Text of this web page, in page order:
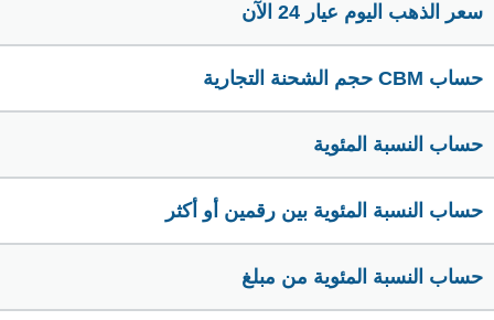
سعر الذهب اليوم عيار 24 الآن
حساب CBM حجم الشحنة التجارية
حساب النسبة المئوية
حساب النسبة المئوية بين رقمين أو أكثر
حساب النسبة المئوية من مبلغ